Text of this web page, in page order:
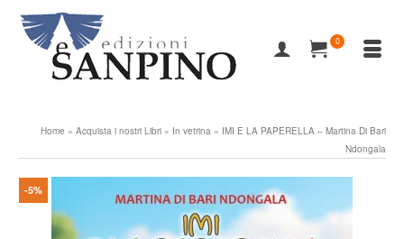
0
Home » Acquista i nostri Libri » In vetrina » IMI E LA PAPERELLA – Martina Di Bari
Ndongala
-5%